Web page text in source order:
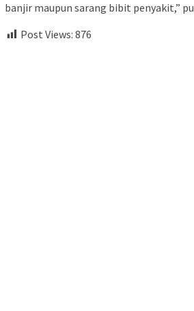
banjir maupun sarang bibit penyakit,”
Post Views: 876